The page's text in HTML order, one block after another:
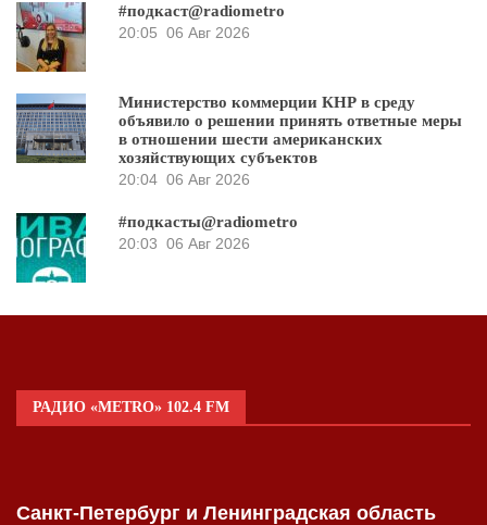
#подкаст@radiometro
20:05 06 Авг 2026
Министерство коммерции КНР в среду
объявило о решении принять ответные меры
в отношении шести американских
хозяйствующих субъектов
20:04 06 Авг 2026
#подкасты@radiometro
20:03 06 Авг 2026
РАДИО «METRO» 102.4 FM
Санкт-Петербург и Ленинградская область